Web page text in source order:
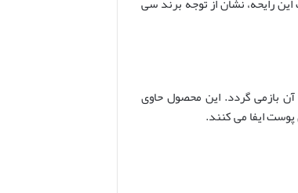
بازمی گردد. این محصول حاوی
ایفا می کنند.